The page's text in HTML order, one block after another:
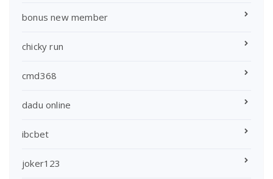
bonus new member
chicky run
cmd368
dadu online
ibcbet
joker123